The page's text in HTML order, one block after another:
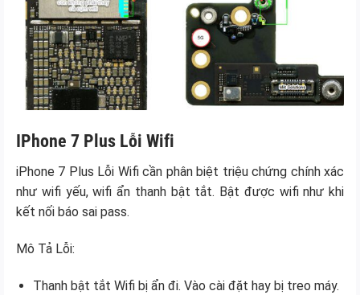
IPhone 7 Plus Lỗi Wifi
iPhone 7 Plus Lỗi Wifi cần phân biệt triệu chứng chính xác
như wifi yếu, wifi ẩn thanh bật tắt. Bật được wifi như khi
kết nối báo sai pass.
Mô Tả Lỗi:
Thanh bật tắt Wifi bị ẩn đi. Vào cài đặt hay bị treo máy.